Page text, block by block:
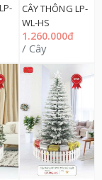
CÂY THÔNG LP-
WL-HS
1.260.000đ
/ Cây